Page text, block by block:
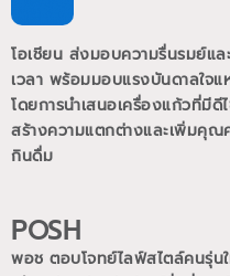
โอเชียน ส่งมอบความรื่นรมย์แ
เวลา พร้อมมอบแรงบันดาลใจ
โดยการนำเสนอเครื่องแก้วที่
สร้างความแตกต่างและเพิ่มคุณ
กินดื่ม
POSH
พอช ตอบโจทย์ไลฟ์สไตล์คนรุ่น